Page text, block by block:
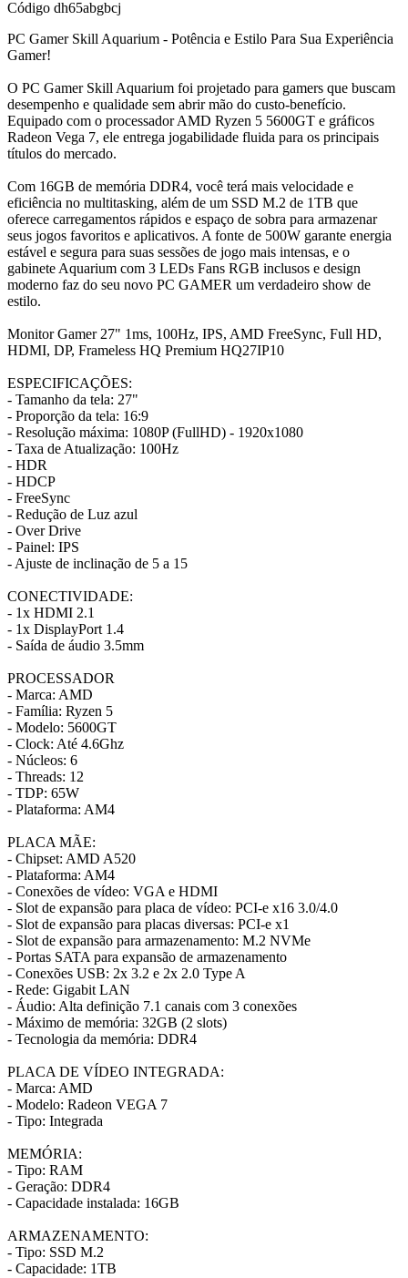
Código dh65abgbcj
PC Gamer Skill Aquarium - Potência e Estilo Para Sua Experiência
Gamer!
O PC Gamer Skill Aquarium foi projetado para gamers que buscam
desempenho e qualidade sem abrir mão do custo-benefício.
Equipado com o processador AMD Ryzen 5 5600GT e gráficos
Radeon Vega 7, ele entrega jogabilidade fluida para os principais
títulos do mercado.
Com 16GB de memória DDR4, você terá mais velocidade e
eficiência no multitasking, além de um SSD M.2 de 1TB que
oferece carregamentos rápidos e espaço de sobra para armazenar
seus jogos favoritos e aplicativos. A fonte de 500W garante energia
estável e segura para suas sessões de jogo mais intensas, e o
gabinete Aquarium com 3 LEDs Fans RGB inclusos e design
moderno faz do seu novo PC GAMER um verdadeiro show de
estilo.
Monitor Gamer 27" 1ms, 100Hz, IPS, AMD FreeSync, Full HD,
HDMI, DP, Frameless HQ Premium HQ27IP10
ESPECIFICAÇÕES:
- Tamanho da tela: 27"
- Proporção da tela: 16:9
- Resolução máxima: 1080P (FullHD) - 1920x1080
- Taxa de Atualização: 100Hz
- HDR
- HDCP
- FreeSync
- Redução de Luz azul
- Over Drive
- Painel: IPS
- Ajuste de inclinação de 5 a 15
CONECTIVIDADE:
- 1x HDMI 2.1
- 1x DisplayPort 1.4
- Saída de áudio 3.5mm
PROCESSADOR
- Marca: AMD
- Família: Ryzen 5
- Modelo: 5600GT
- Clock: Até 4.6Ghz
- Núcleos: 6
- Threads: 12
- TDP: 65W
- Plataforma: AM4
PLACA MÃE:
- Chipset: AMD A520
- Plataforma: AM4
- Conexões de vídeo: VGA e HDMI
- Slot de expansão para placa de vídeo: PCI-e x16 3.0/4.0
- Slot de expansão para placas diversas: PCI-e x1
- Slot de expansão para armazenamento: M.2 NVMe
- Portas SATA para expansão de armazenamento
- Conexões USB: 2x 3.2 e 2x 2.0 Type A
- Rede: Gigabit LAN
- Áudio: Alta definição 7.1 canais com 3 conexões
- Máximo de memória: 32GB (2 slots)
- Tecnologia da memória: DDR4
PLACA DE VÍDEO INTEGRADA:
- Marca: AMD
- Modelo: Radeon VEGA 7
- Tipo: Integrada
MEMÓRIA:
- Tipo: RAM
- Geração: DDR4
- Capacidade instalada: 16GB
ARMAZENAMENTO:
- Tipo: SSD M.2
- Capacidade: 1TB